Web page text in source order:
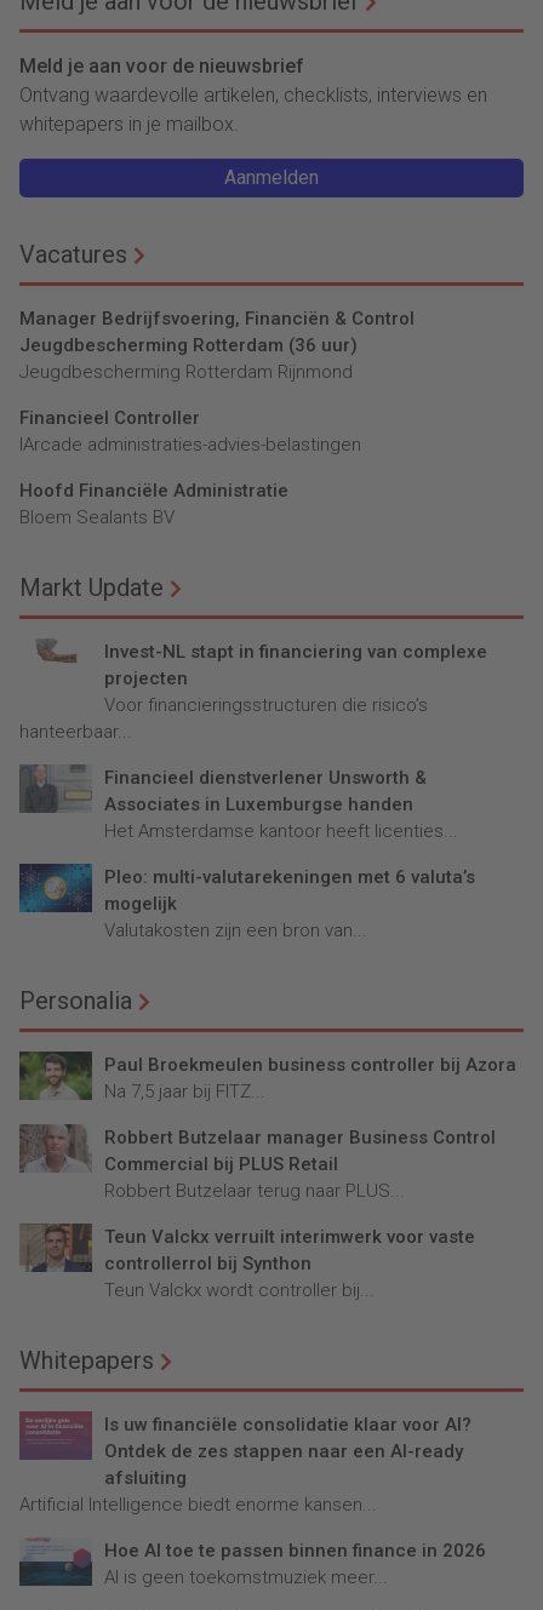
Meld je aan voor de nieuwsbrief
Ontvang waardevolle artikelen, checklists, interviews en
whitepapers in je mailbox.
Aanmelden
Vacatures
Manager Bedrijfsvoering, Financiën & Control
Jeugdbescherming Rotterdam (36 uur)
Jeugdbescherming Rotterdam Rijnmond
Financieel Controller
lArcade administraties-advies-belastingen
Hoofd Financiële Administratie
Bloem Sealants BV
Markt Update
Invest-NL stapt in financiering van complexe
projecten
Voor financieringsstructuren die risico’s
hanteerbaar...
Financieel dienstverlener Unsworth &
Associates in Luxemburgse handen
Het Amsterdamse kantoor heeft licenties...
Pleo: multi-valutarekeningen met 6 valuta’s
mogelijk
Valutakosten zijn een bron van...
Personalia
Paul Broekmeulen business controller bij Azora
Na 7,5 jaar bij FITZ...
Robbert Butzelaar manager Business Control
Commercial bij PLUS Retail
Robbert Butzelaar terug naar PLUS...
Teun Valckx verruilt interimwerk voor vaste
controllerrol bij Synthon
Teun Valckx wordt controller bij...
Whitepapers
Is uw financiële consolidatie klaar voor AI?
Ontdek de zes stappen naar een AI-ready
afsluiting
Artificial Intelligence biedt enorme kansen...
Hoe AI toe te passen binnen finance in 2026
AI is geen toekomstmuziek meer...